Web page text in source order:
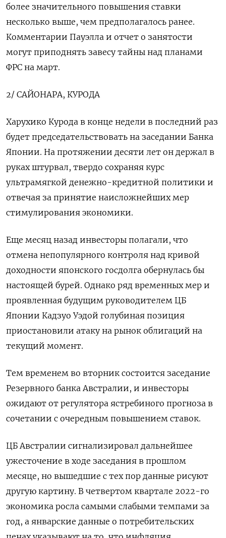
более значительного повышения ставки
несколько выше, чем предполагалось ранее.
Комментарии Пауэлла и отчет о занятости
могут приподнять завесу тайны над планами
ФРС на март.
2/ САЙОНАРА, КУРОДА
Харухико Курода в конце недели в последний раз
будет председательствовать на заседании Банка
Японии. На протяжении десяти лет он держал в
руках штурвал, твердо сохраняя курс
ультрамягкой денежно-кредитной политики и
отвечая за принятие наисложнейших мер
стимулирования экономики.
Еще месяц назад инвесторы полагали, что
отмена непопулярного контроля над кривой
доходности японского госдолга обернулась бы
настоящей бурей. Однако ряд временных мер и
проявленная будущим руководителем ЦБ
Японии Кадзуо Уэдой голубиная позиция
приостановили атаку на рынок облигаций на
текущий момент.
Тем временем во вторник состоится заседание
Резервного банка Австралии, и инвесторы
ожидают от регулятора ястребиного прогноза в
сочетании с очередным повышением ставок.
ЦБ Австралии сигнализировал дальнейшее
ужесточение в ходе заседания в прошлом
месяце, но вышедшие с тех пор данные рисуют
другую картину. В четвертом квартале 2022-го
экономика росла самыми слабыми темпами за
год, а январские данные о потребительских